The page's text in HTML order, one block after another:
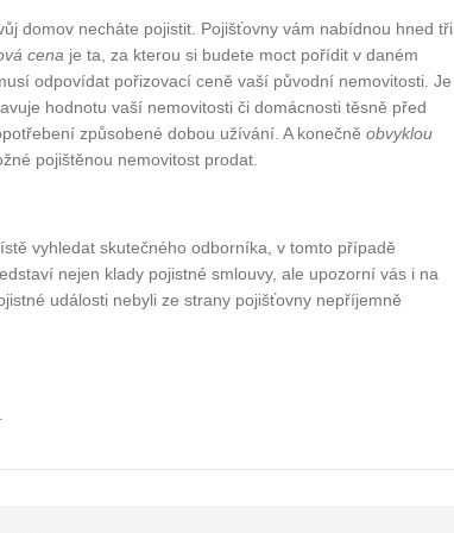
domov necháte pojistit. Pojišťovny vám nabídnou hned tři
cena je ta, za kterou si budete moct pořídit v daném
odpovídat pořizovací ceně vaší původní nemovitosti. Je
hodnotu vaší nemovitosti či domácnosti těsně před
způsobené dobou užívání. A konečně obvyklou
pojištěnou nemovitost prodat.
vyhledat skutečného odborníka, v tomto případě
nejen klady pojistné smlouvy, ale upozorní vás i na
události nebyli ze strany pojišťovny nepříjemně